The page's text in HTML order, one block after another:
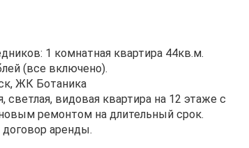
1 комнатная квартира 44кв.м.
(все включено).
ЖК Ботаника
светлая, видовая квартира на 12 этаже с
ремонтом на длительный срок.
аренды.